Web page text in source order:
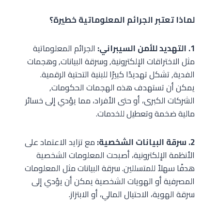
لماذا تعتبر الجرائم المعلوماتية خطيرة؟
1. التهديد للأمن السيبراني:
الجرائم المعلوماتية
مثل الاختراقات الإلكترونية, وسرقة البيانات, وهجمات
الفدية, تشكل تهديدًا كبيرًا للبنية التحتية الرقمية.
يمكن أن تستهدف هذه الهجمات الحكومات,
الشركات الكبرى، أو حتى الأفراد، مما يؤدي إلى خسائر
مالية ضخمة وتعطيل للخدمات.
2. سرقة البيانات الشخصية:
مع تزايد الاعتماد على
الأنظمة الإلكترونية، أصبحت المعلومات الشخصية
هدفًا سهلاً للمتسللين. سرقة البيانات مثل المعلومات
المصرفية أو الهويات الشخصية يمكن أن يؤدي إلى
سرقة الهوية، الاحتيال المالي، أو الابتزاز.